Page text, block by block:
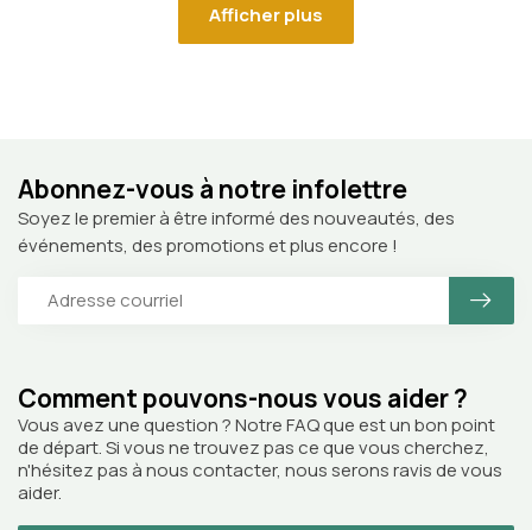
Afficher plus
Comment pouvons-nous vous aider ?
Vous avez une question ? Notre FAQ que est un bon point
de départ. Si vous ne trouvez pas ce que vous cherchez,
n'hésitez pas à nous contacter, nous serons ravis de vous
aider.
Abonnez-vous à notre infolettre
Soyez le premier à être informé des nouveautés, des
événements, des promotions et plus encore !